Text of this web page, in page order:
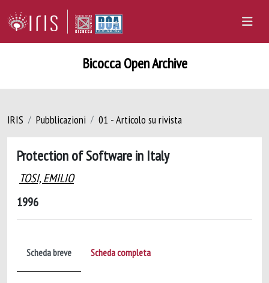
Bicocca Open Archive
IRIS Pubblicazioni 01 - Articolo su rivista
Protection of Software in Italy
TOSI, EMILIO
1996
Scheda breve Scheda completa